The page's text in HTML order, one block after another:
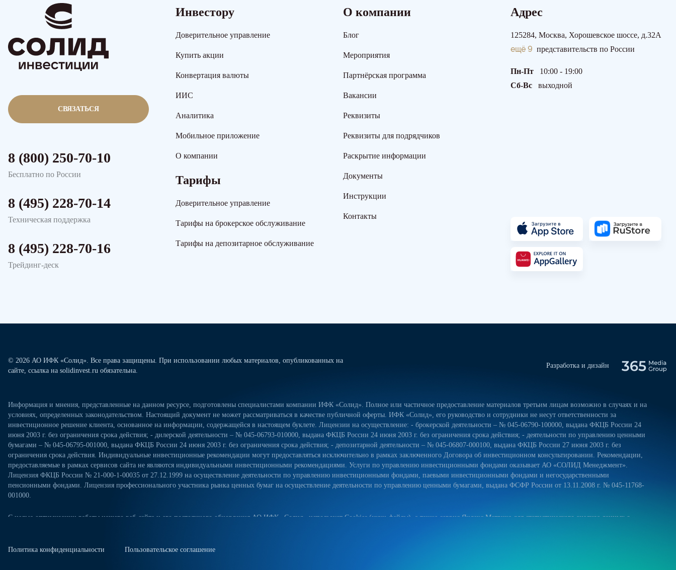
СВЯЗАТЬСЯ
8 (800) 250-70-10
Бесплатно по России
8 (495) 228-70-14
Техническая поддержка
8 (495) 228-70-16
Трейдинг-деск
Инвестору
Доверительное управление
Купить акции
Конвертация валюты
ИИС
Аналитика
Мобильное приложение
О компании
Тарифы
Доверительное управление
Тарифы на брокерское обслуживание
Тарифы на депозитарное обслуживание
О компании
Блог
Мероприятия
Партнёрская программа
Вакансии
Реквизиты
Реквизиты для подрядчиков
Раскрытие информации
Документы
Инструкции
Контакты
Адрес
125284, Москва, Хорошевское шоссе, д.32А
ещё 9 представительств по России
Пн-Пт
10:00 - 19:00
Сб-Вс
выходной
© 2026 АО ИФК «Солид». Все права защищены. При использовании любых материалов, опубликованных на
сайте, ссылка на solidinvest.ru обязательна.
Разработка и дизайн
Информация и мнения, представленные на данном ресурсе, подготовлены специалистами компании ИФК «Солид». Полное или частичное предоставление материалов третьим лицам возможно в случаях и на
условиях, определенных законодательством. Настоящий документ не может рассматриваться в качестве публичной оферты. ИФК «Солид», его руководство и сотрудники не несут ответственности за
инвестиционное решение клиента, основанное на информации, содержащейся в настоящем буклете. Лицензии на осуществление: - брокерской деятельности – № 045-06790-100000, выдана ФКЦБ России 24
июня 2003 г. без ограничения срока действия; - дилерской деятельности – № 045-06793-010000, выдана ФКЦБ России 24 июня 2003 г. без ограничения срока действия; - деятельности по управлению ценными
бумагами – № 045-06795-001000, выдана ФКЦБ России 24 июня 2003 г. без ограничения срока действия; - депозитарной деятельности – № 045-06807-000100, выдана ФКЦБ России 27 июня 2003 г. без
ограничения срока действия. Индивидуальные инвестиционные рекомендации могут предоставляться исключительно в рамках заключенного Договора об инвестиционном консультировании. Рекомендации,
предоставляемые в рамках сервисов сайта не являются индивидуальными инвестиционными рекомендациями. Услуги по управлению инвестиционными фондами оказывает АО «СОЛИД Менеджмент».
Лицензия ФКЦБ России № 21-000-1-00035 от 27.12.1999 на осуществление деятельности по управлению инвестиционными фондами, паевыми инвестиционными фондами и негосударственными
пенсионными фондами. Лицензия профессионального участника рынка ценных бумаг на осуществление деятельности по управлению ценными бумагами, выдана ФСФР России от 13.11.2008 г. № 045-11768-
001000.
С целью оптимизации работы нашего веб-сайта и его постоянного обновления АО ИФК «Солид» использует Cookies (куки-файлы), а также сервис Яндекс.Метрика для статистического анализа данных о
сайте. Куки-файлы — это небольшие файлы, которые сохраняются на жестком диске вашего устройства. Они облегчают навигацию и делают посещение сайта более удобным. Если вы не хотите использовать
Политика конфиденциальности Пользовательское соглашение